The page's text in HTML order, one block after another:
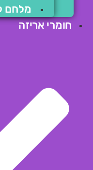
מלחם
חומרי אריזה